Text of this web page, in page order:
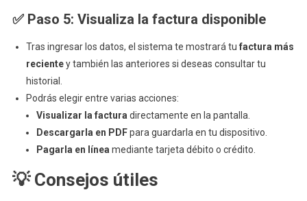
✅ Paso 5: Visualiza la factura disponible
Tras ingresar los datos, el sistema te mostrará tu factura más
recientey también las anteriores si deseas consultar tu
historial.
Podrás elegir entre varias acciones:
Visualizar la factura directamente en la pantalla.
Descargarla en PDFpara guardarla en tu dispositivo.
Pagarla en línea mediante tarjeta débito o crédito.
💡 Consejos útiles